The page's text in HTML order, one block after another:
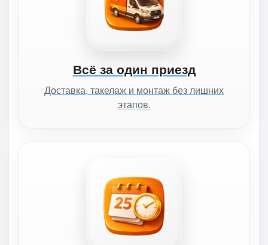
Всё за один приезд
Доставка, такелаж и монтаж без лишних
этапов.